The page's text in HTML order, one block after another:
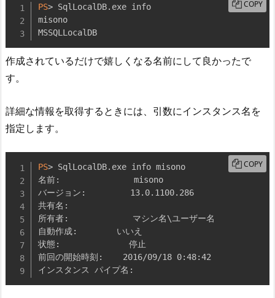
PS> SqlLocalDB. exe info
misono
MSSQLLocalDB
COPY
作成されているだけで嬉しくなる名前にして良かったで
す。
詳細な情報を取得するときには、引数にインスタンス名を
指定します。
PS> SqlLocalDB. exe info misono
名前:               misono
バージョン:         13. 0. 1100. 286
共有名:
所有者:             マシン名\ユーザー名
自動作成:        いいえ
状態:              停止
前回の開始時刻:    2016/09/18 0:48:42
インスタンス パイプ名:
COPY